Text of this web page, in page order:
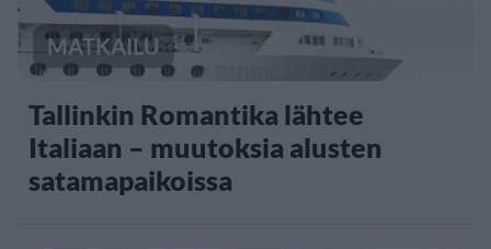
MATKAILU
Tallinkin Romantika lähtee
Italiaan – muutoksia alusten
satamapaikoissa